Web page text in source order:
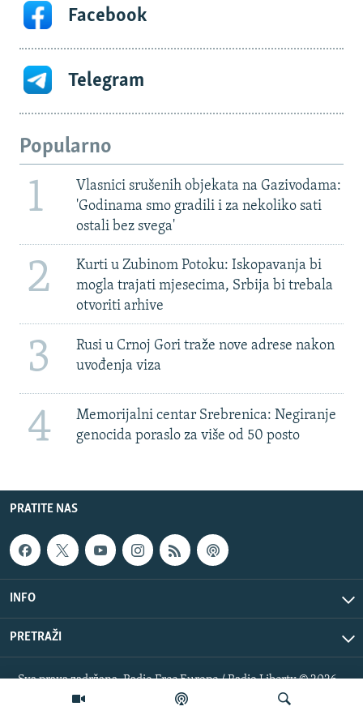
Facebook
Telegram
Popularno
1
Vlasnici srušenih objekata na Gazivodama:
'Godinama smo gradili i za nekoliko sati
ostali bez svega'
2
Kurti u Zubinom Potoku: Iskopavanja bi
mogla trajati mjesecima, Srbija bi trebala
otvoriti arhive
3
Rusi u Crnoj Gori traže nove adrese nakon
uvođenja viza
4
Memorijalni centar Srebrenica: Negiranje
genocida poraslo za više od 50 posto
PRATITE NAS
INFO
PRETRAŽI
Sva prava zadržana. Radio Free Europe / Radio Liberty © 2026
RFE/RL, Inc.